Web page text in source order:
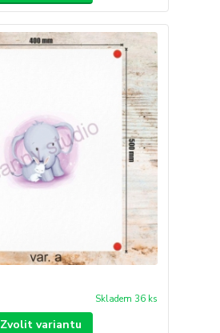
Skladem 36 ks
Zvolit variantu